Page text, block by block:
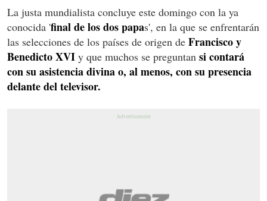
La justa mundialista concluye este domingo con la ya
conocida 'final de los dos papas', en la que se enfrentarán
las selecciones de los países de origen de Francisco y
Benedicto XVI y que muchos se preguntan si contará
con su asistencia divina o, al menos, con su presencia
delante del televisor.